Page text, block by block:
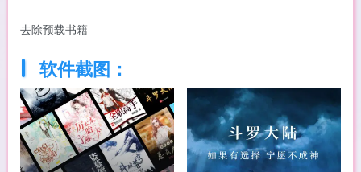
去除预载书籍
软件截图：